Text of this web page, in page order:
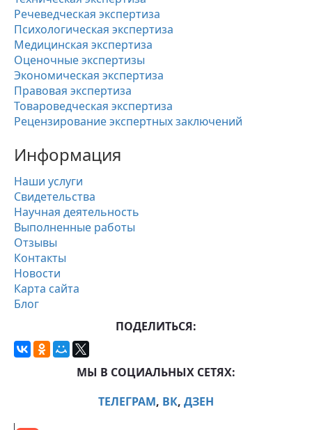
Речеведческая экспертиза
Психологическая экспертиза
Медицинская экспертиза
Оценочные экспертизы
Экономическая экспертиза
Правовая экспертиза
Товароведческая экспертиза
Рецензирование экспертных заключений
Информация
Наши услуги
Свидетельства
Научная деятельность
Выполненные работы
Отзывы
Контакты
Новости
Карта сайта
Блог
ПОДЕЛИТЬСЯ:
МЫ В СОЦИАЛЬНЫХ СЕТЯХ:
ТЕЛЕГРАМ, ВК, ДЗЕН